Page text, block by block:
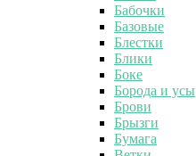
Бабочки
Базовые
Блестки
Блики
Боке
Борода и усы
Брови
Брызги
Бумага